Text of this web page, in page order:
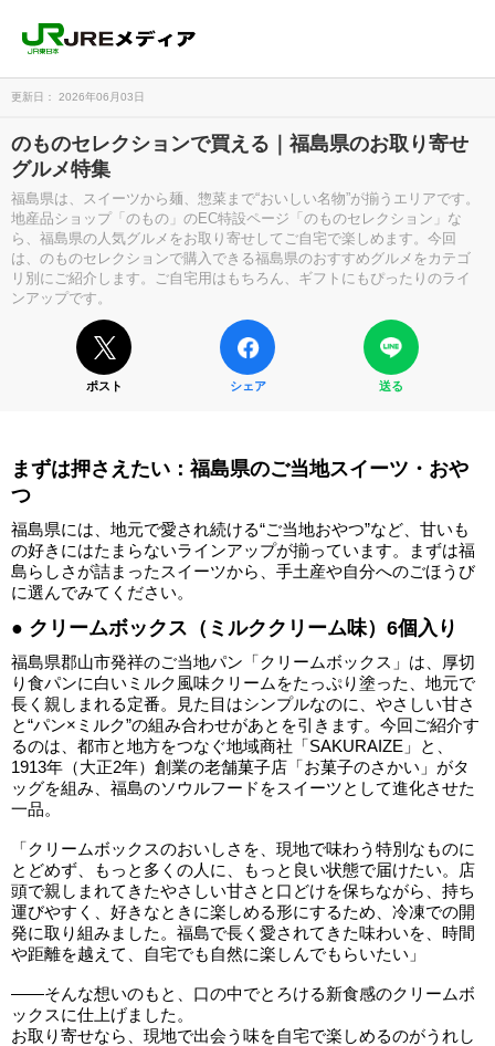
更新日： 2026年06月03日
のものセレクションで買える｜福島県のお取り寄せ
グルメ特集
福島県は、スイーツから麺、惣菜まで“おいしい名物”が揃うエリアです。
地産品ショップ「のもの」のEC特設ページ「のものセレクション」な
ら、福島県の人気グルメをお取り寄せしてご自宅で楽しめます。今回
は、のものセレクションで購入できる福島県のおすすめグルメをカテゴ
リ別にご紹介します。ご自宅用はもちろん、ギフトにもぴったりのライ
ンアップです。
ポスト シェア 送る
まずは押さえたい：福島県のご当地スイーツ・おや
つ
福島県には、地元で愛され続ける“ご当地おやつ”など、甘いも
の好きにはたまらないラインアップが揃っています。まずは福
島らしさが詰まったスイーツから、手土産や自分へのごほうび
に選んでみてください。
● クリームボックス（ミルククリーム味）6個入り
福島県郡山市発祥のご当地パン「クリームボックス」は、厚切
り食パンに白いミルク風味クリームをたっぷり塗った、地元で
長く親しまれる定番。見た目はシンプルなのに、やさしい甘さ
と“パン×ミルク”の組み合わせがあとを引きます。今回ご紹介す
るのは、都市と地方をつなぐ地域商社「SAKURAIZE」と、
1913年（大正2年）創業の老舗菓子店「お菓子のさかい」がタ
ッグを組み、福島のソウルフードをスイーツとして進化させた
一品。
「クリームボックスのおいしさを、現地で味わう特別なものに
とどめず、もっと多くの人に、もっと良い状態で届けたい。店
頭で親しまれてきたやさしい甘さと口どけを保ちながら、持ち
運びやすく、好きなときに楽しめる形にするため、冷凍での開
発に取り組みました。福島で長く愛されてきた味わいを、時間
や距離を越えて、自宅でも自然に楽しんでもらいたい」
——そんな想いのもと、口の中でとろける新食感のクリームボ
ックスに仕上げました。
お取り寄せなら、現地で出会う味を自宅で楽しめるのがうれし